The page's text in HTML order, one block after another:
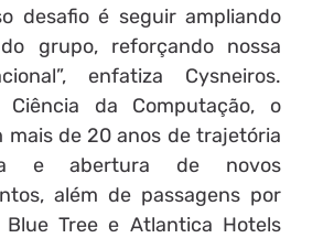
desafio é seguir ampliando
grupo, reforçando nossa
enfatiza Cysneiros.
Ciência da Computação, o
mais de 20 anos de trajetória
e abertura de novos
além de passagens por
Tree e Atlantica Hotels